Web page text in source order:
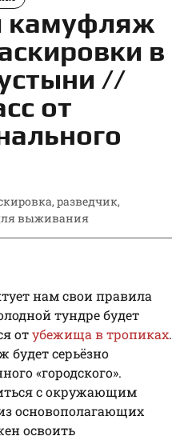
камуфляж
в
//
от
, разведчик,
выживания
нам свои правила
тундре будет
отубежища в тропиках.
серьёзно
«городского».
с окружающим
основополагающих
освоить